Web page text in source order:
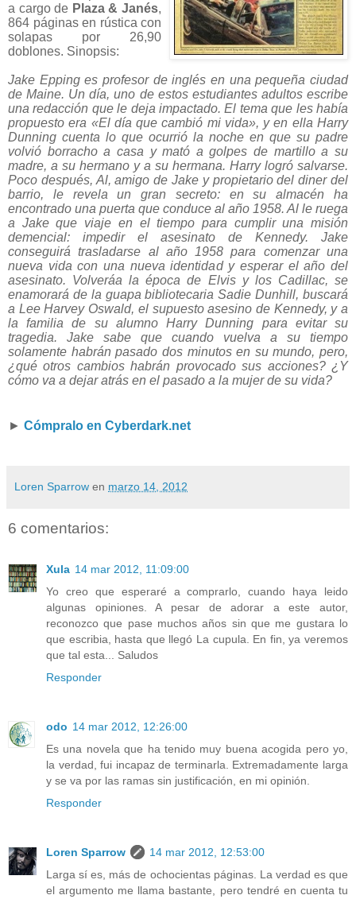
a cargo de Plaza & Janés,
864 páginas en rústica con
solapas por 26,90
doblones. Sinopsis:
Jake Epping es profesor de inglés en una pequeña ciudad
de Maine. Un día, uno de estos estudiantes adultos escribe
una redacción que le deja impactado. El tema que les había
propuesto era «El día que cambió mi vida», y en ella Harry
Dunning cuenta lo que ocurrió la noche en que su padre
volvió borracho a casa y mató a golpes de martillo a su
madre, a su hermano y a su hermana. Harry logró salvarse.
Poco después, Al, amigo de Jake y propietario del diner del
barrio, le revela un gran secreto: en su almacén ha
encontrado una puerta que conduce al año 1958. Al le ruega
a Jake que viaje en el tiempo para cumplir una misión
demencial: impedir el asesinato de Kennedy. Jake
conseguirá trasladarse al año 1958 para comenzar una
nueva vida con una nueva identidad y esperar el año del
asesinato. Volveráa la época de Elvis y los Cadillac, se
enamorará de la guapa bibliotecaria Sadie Dunhill, buscará
a Lee Harvey Oswald, el supuesto asesino de Kennedy, y a
la familia de su alumno Harry Dunning para evitar su
tragedia. Jake sabe que cuando vuelva a su tiempo
solamente habrán pasado dos minutos en su mundo, pero,
¿qué otros cambios habrán provocado sus acciones? ¿Y
cómo va a dejar atrás en el pasado a la mujer de su vida?
► Cómpralo en Cyberdark.net
Loren Sparrow en marzo 14, 2012
6 comentarios:
Xula 14 mar 2012, 11:09:00
Yo creo que esperaré a comprarlo, cuando haya leido
algunas opiniones. A pesar de adorar a este autor,
reconozco que pase muchos años sin que me gustara lo
que escribia, hasta que llegó La cupula. En fin, ya veremos
que tal esta... Saludos
Responder
odo 14 mar 2012, 12:26:00
Es una novela que ha tenido muy buena acogida pero yo,
la verdad, fui incapaz de terminarla. Extremadamente larga
y se va por las ramas sin justificación, en mi opinión.
Responder
Loren Sparrow
14 mar 2012, 12:53:00
Larga sí es, más de ochocientas páginas. La verdad es que
el argumento me llama bastante, pero tendré en cuenta tu